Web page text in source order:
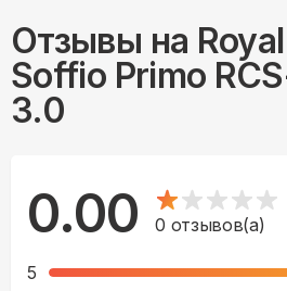
Отзывы на
Soffio Primo
3.0
0.00 0 отзывов(а)
5